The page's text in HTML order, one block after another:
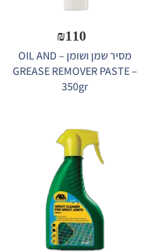
₪110
מסיר שמן ושומן – OIL AND
GREASE REMOVER PASTE –
350gr